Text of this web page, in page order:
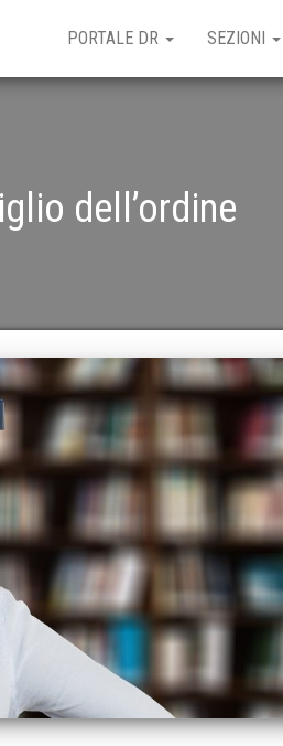
PORTALE DR SEZIONI
dell’ordine